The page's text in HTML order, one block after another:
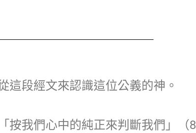
這段經文來認識這位公義的神。
按我們心中的純正來判斷我們」（8